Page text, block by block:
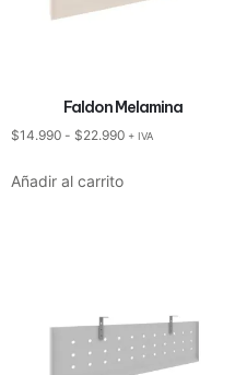
Faldon Melamina
$14.990 - $22.990 + IVA
Añadir al carrito